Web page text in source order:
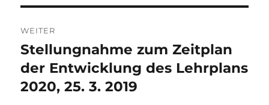
WEITER
Nächster
Beitrag:
Stellungnahme zum Zeitplan
der Entwicklung des Lehrplans
2020, 25. 3. 2019